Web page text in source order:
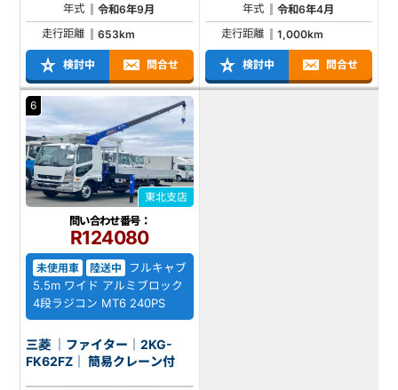
年式
令和6年9月
走行距離
653km
検討中 問合せ
年式
令和6年4月
走行距離
1,000km
検討中 問合せ
6
東北支店
問い合わせ番号：
R124080
未使用車 陸送中
フルキャブ
5.5m ワイド アルミブロック
4段ラジコン MT6 240PS
三菱 ｜ファイター｜2KG-
FK62FZ｜ 簡易クレーン付